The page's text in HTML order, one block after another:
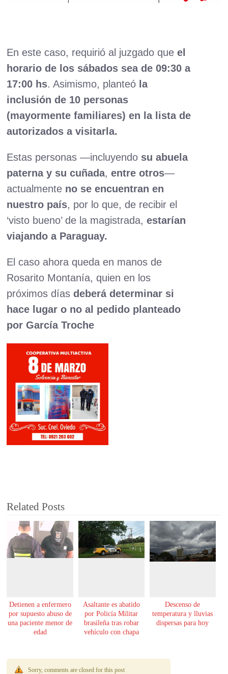
En este caso, requirió al juzgado que el
horario de los sábados sea de 09:30 a
17:00 hs. Asimismo, planteó la
inclusión de 10 personas
(mayormente familiares) en la lista de
autorizados a visitarla.
Estas personas —incluyendo su abuela
paterna y su cuñada, entre otros—
actualmente no se encuentran en
nuestro país, por lo que, de recibir el
‘visto bueno’ de la magistrada,estarían
viajando a Paraguay.
El caso ahora queda en manos de
Rosarito Montanía, quien en los
próximos díasdeberá determinar si
hace lugar o no al pedido planteado
por García Troche
Related Posts
Detienen a enfermero
por supuesto abuso de
una paciente menor de
edad
Asaltante es abatido
por Policía Militar
brasileña tras robar
vehículo con chapa
Descenso de
temperatura y lluvias
dispersas para hoy
Sorry, comments are closed for this post